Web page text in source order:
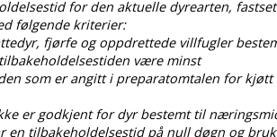
for den aktuelle dyrearten,
følgende kriterier:
fjørfe og oppdrettede villfugler
være minst
som er angitt i preparatomtalen for kjøtt
er godkjent for dyr bestemt til
en tilbakeholdelsestid på null døgn og